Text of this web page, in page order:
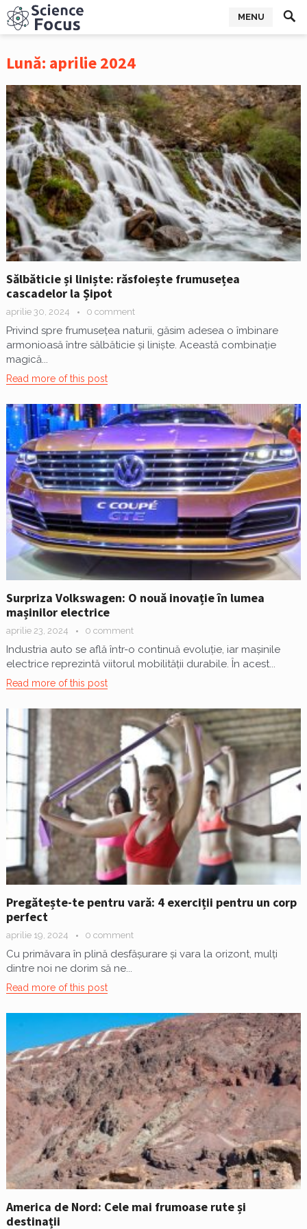
MENU
Lună: aprilie 2024
Sălbăticie și liniște: răsfoiește frumusețea
cascadelor la Șipot
aprilie 30, 2024 0 comment
Privind spre frumusețea naturii, găsim adesea o îmbinare
armonioasă între sălbăticie și liniște. Această combinație
magică...
Read more of this post
Surpriza Volkswagen: O nouă inovație în lumea
mașinilor electrice
aprilie 23, 2024 0 comment
Industria auto se află într-o continuă evoluție, iar mașinile
electrice reprezintă viitorul mobilității durabile. În acest...
Read more of this post
Pregătește-te pentru vară: 4 exerciții pentru un corp
perfect
aprilie 19, 2024 0 comment
Cu primăvara în plină desfășurare și vara la orizont, mulți
dintre noi ne dorim să ne...
Read more of this post
America de Nord: Cele mai frumoase rute și
destinații